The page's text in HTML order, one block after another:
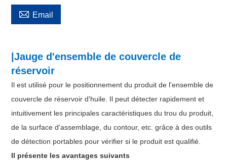
 Email
|Jauge d'ensemble de couvercle de
réservoir
Il est utilisé pour le positionnement du produit de l'ensemble de
couvercle de réservoir d'huile. Il peut détecter rapidement et
intuitivement les principales caractéristiques du trou du produit,
de la surface d'assemblage, du contour, etc. grâce à des outils
de détection portables pour vérifier si le produit est qualifié.
Il présente les avantages suivants